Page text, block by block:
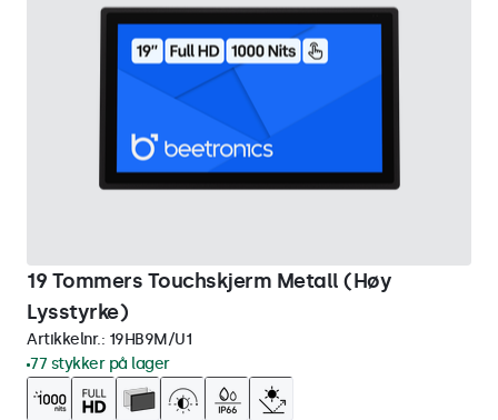
19 Tommers Touchskjerm Metall (Høy
Lysstyrke)
Artikkelnr.: 19HB9M/U1
77 stykker på lager